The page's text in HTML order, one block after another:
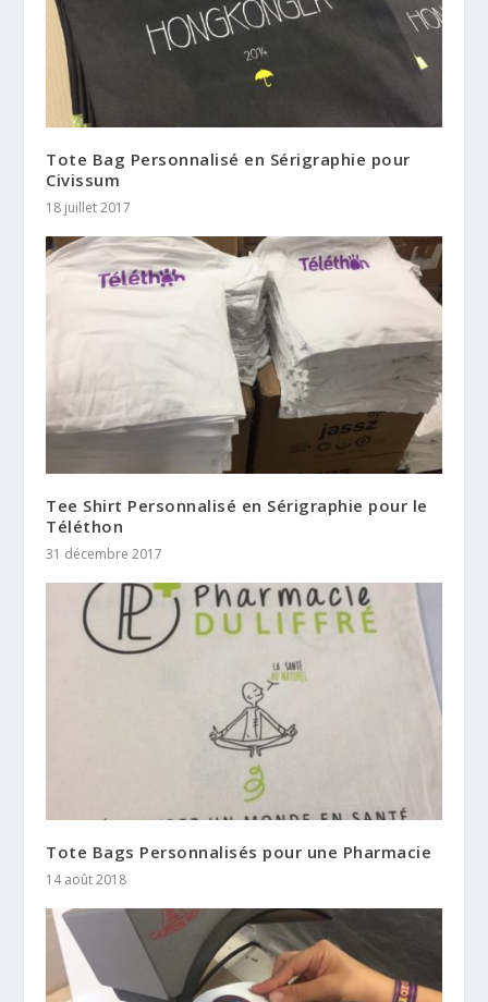
Tote Bag Personnalisé en Sérigraphie pour
Civissum
18 juillet 2017
Tee Shirt Personnalisé en Sérigraphie pour le
Téléthon
31 décembre 2017
Tote Bags Personnalisés pour une Pharmacie
14 août 2018